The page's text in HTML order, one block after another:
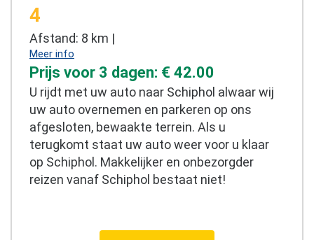
4
Afstand: 8 km |
Meer info
Prijs voor 3 dagen: € 42.00
U rijdt met uw auto naar Schiphol alwaar wij
uw auto overnemen en parkeren op ons
afgesloten, bewaakte terrein. Als u
terugkomt staat uw auto weer voor u klaar
op Schiphol. Makkelijker en onbezorgder
reizen vanaf Schiphol bestaat niet!